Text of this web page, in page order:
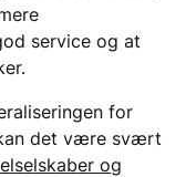
service og at
for
det være svært
og